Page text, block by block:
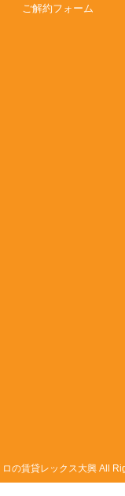
ご解約フォーム
の賃貸レックス大興 All